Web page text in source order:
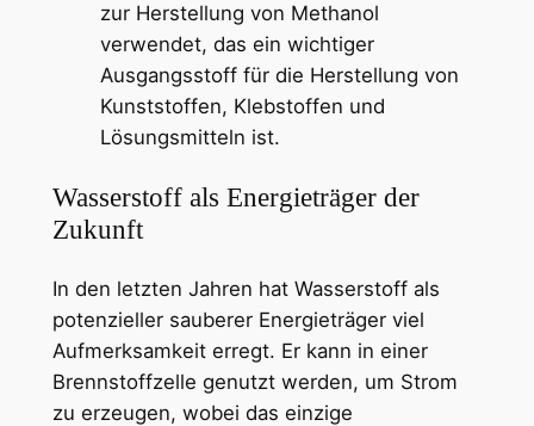
zur Herstellung von Methanol
verwendet, das ein wichtiger
Ausgangsstoff für die Herstellung von
Kunststoffen, Klebstoffen und
Lösungsmitteln ist.
Wasserstoff als Energieträger der
Zukunft
In den letzten Jahren hat Wasserstoff als
potenzieller sauberer Energieträger viel
Aufmerksamkeit erregt. Er kann in einer
Brennstoffzelle genutzt werden, um Strom
zu erzeugen, wobei das einzige